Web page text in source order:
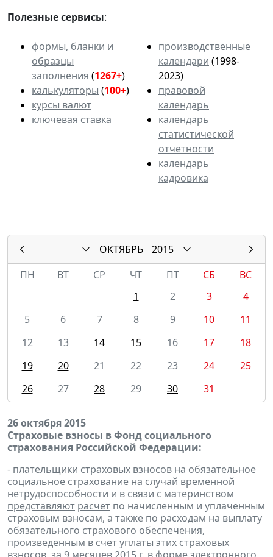
Полезные сервисы:
формы, бланки и
образцы
заполнения (1267+)
калькуляторы (100+)
курсы валют
ключевая ставка
производственные
календари (1998-
2023)
правовой
календарь
календарь
статистической
отчетности
календарь
кадровика
ОКТЯБРЬ
2015
ПН
ВТ СР ЧТ ПТ СБ
ВС
1
2 3
4
5
6 7 8 9 10
11
12
13 14 15 16 17
18
19
20 21 22 23 24
25
26
27 28 29 30 31
26 октября 2015
Страховые взносы в Фонд социального
страхования Российской Федерации:
- плательщики страховых взносов на обязательное
социальное страхование на случай временной
нетрудоспособности и в связи с материнством
представляют расчет по начисленным и уплаченным
страховым взносам, а также по расходам на выплату
обязательного страхового обеспечения,
произведенным в счет уплаты этих страховых